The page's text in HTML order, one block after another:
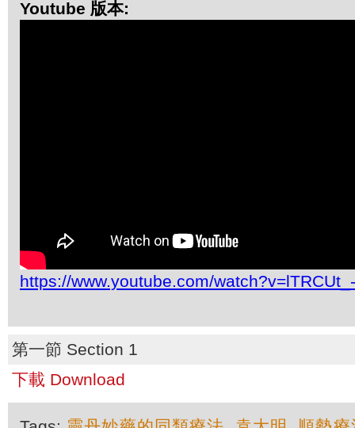
Youtube 版本:
https://www.youtube.com/
第一節 Section 1
下載 Download